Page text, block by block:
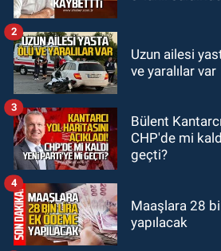
yeni eğitim
11:13Şaşırtmadı... Akaryakıta bir
GÜNDEM
11:00Belediye duyurdu! Yüzme
yarışması
Uzun ailesi
ve yaralılar var
2
Bülent
CHP'de mi
geçti?
3
Maaşlara 28
yapılacak
4